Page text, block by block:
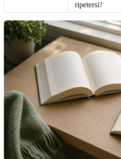
ripetersi?